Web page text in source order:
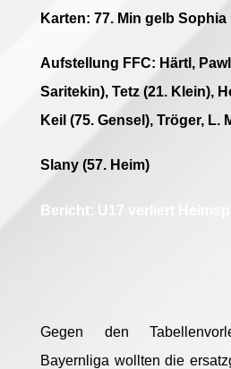
Karten: 77. Min gelb Sophia
Aufstellung FFC: Härtl,
Saritekin), Tetz (21. Klein),
Keil (75. Gensel), Tröger, L.
Slany (57. Heim)
Bericht: U17 verliert
Gegen den
Bayernliga wollten die